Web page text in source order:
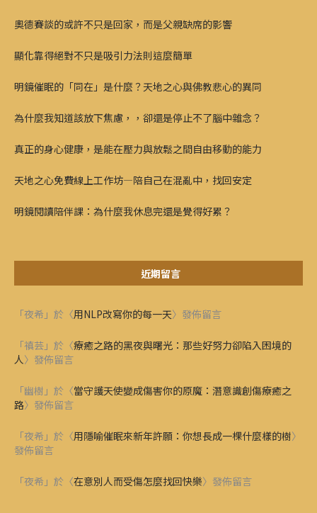
奧德賽談的或許不只是回家，而是父親缺席的影響
顯化靠得絕對不只是吸引力法則這麼簡單
明鏡催眠的「同在」是什麼？天地之心與佛教悲心的異同
為什麼我知道該放下焦慮，，卻還是停止不了腦中雜念？
真正的身心健康，是能在壓力與放鬆之間自由移動的能力
天地之心免費線上工作坊—陪自己在混亂中，找回安定
明鏡閱讀陪伴課：為什麼我休息完還是覺得好累？
近期留言
「夜希 」於〈用NLP改寫你的每一天〉發佈留言
「禛芸 」於〈療癒之路的黑夜與曙光：那些好努力卻陷入困境的
人〉發佈留言
「幽樹 」於〈當守護天使變成傷害你的原魔：潛意識創傷療癒之
路〉發佈留言
「夜希 」於〈用隱喻催眠來新年許願：你想長成一棵什麼樣的樹〉
發佈留言
「夜希 」於〈在意別人而受傷怎麼找回快樂〉發佈留言